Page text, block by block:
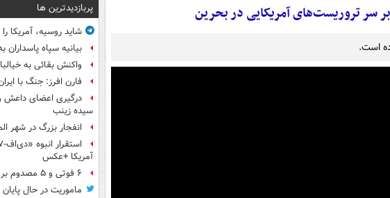
سر تروریست‌های آمریکایی در بحرین
است.
پربازدیدترین ها
شاید روسیه، آمریکا
بیانیه سپاه پاسداران
واکنش بقائی به
فارن افرز: جنگ با
درگیری اعضای داعش
سیده زینب
انفجار بزرگ در شهر
آمریکا +عکس
۶ فوتی و ۵ مصدوم بر اثر تصادف زنجیره‌ای
ماموریت در حال